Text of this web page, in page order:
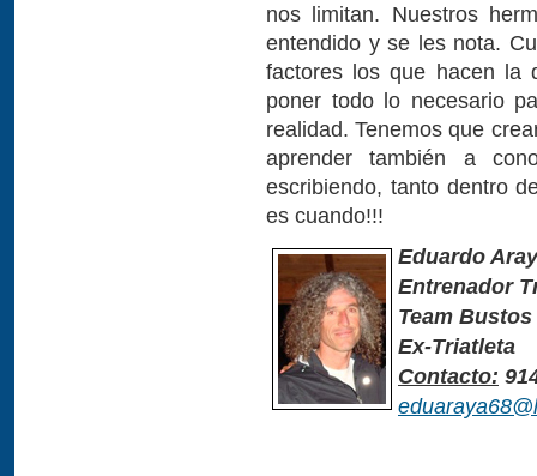
nos limitan. Nuestros
entendido y se les nota.
factores los que hacen la
poner todo lo necesario
realidad. Tenemos que
aprender también a
escribiendo, tanto dentro
es cuando!!!
Eduardo
Entrenador
Team
Ex-Triatleta
Contacto: